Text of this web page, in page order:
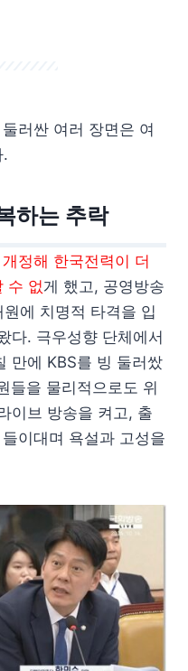
러싼 여러 장면은 여
.
하는 추락
정해 한국전력이 더
수 없게 했고, 공영방송
에 치명적 타격을 입
다. 극우성향 단체에서
만에 KBS를 빙 둘러쌌
들을 물리적으로도 위
이브 방송을 켜고, 출
이대며 욕설과 고성을